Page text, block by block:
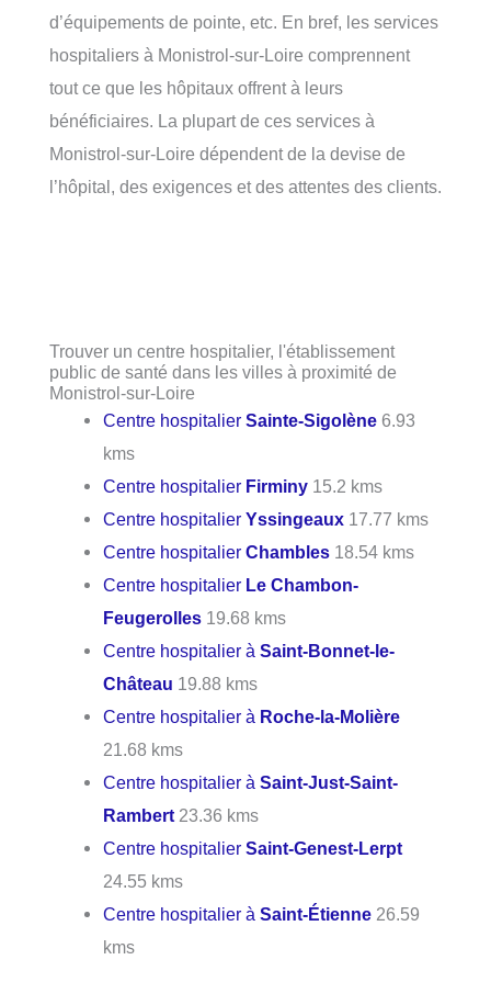
d’équipements de pointe, etc. En bref, les services
hospitaliers à Monistrol-sur-Loire comprennent
tout ce que les hôpitaux offrent à leurs
bénéficiaires. La plupart de ces services à
Monistrol-sur-Loire dépendent de la devise de
l’hôpital, des exigences et des attentes des clients.
Trouver un centre hospitalier, l'établissement
public de santé dans les villes à proximité de
Monistrol-sur-Loire
Centre hospitalierSainte-Sigolène 6.93
kms
Centre hospitalier Firminy 15.2 kms
Centre hospitalierYssingeaux 17.77 kms
Centre hospitalierChambles 18.54 kms
Centre hospitalier Le Chambon-
Feugerolles 19.68 kms
Centre hospitalier àSaint-Bonnet-le-
Château 19.88 kms
Centre hospitalier à Roche-la-Molière
21.68 kms
Centre hospitalier àSaint-Just-Saint-
Rambert 23.36 kms
Centre hospitalierSaint-Genest-Lerpt
24.55 kms
Centre hospitalier àSaint-Étienne 26.59
kms